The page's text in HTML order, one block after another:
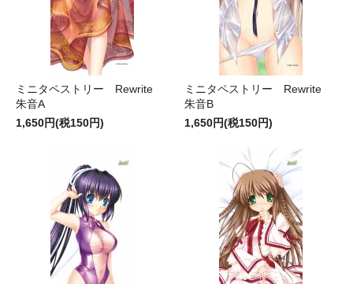
ミニタペストリー Rewrite
朱音A
1,650円(税150円)
ミニタペストリー Rewrite
朱音B
1,650円(税150円)